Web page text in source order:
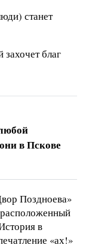
станет
благ
в Пскове
Поздноева»
в
«ах!»